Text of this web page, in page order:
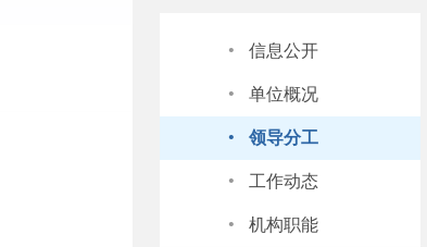
· 信息公开
· 单位概况
· 领导分工
· 工作动态
· 机构职能